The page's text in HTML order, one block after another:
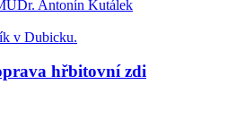
Antonín Kutálek
v Dubicku.
hřbitovní zdi